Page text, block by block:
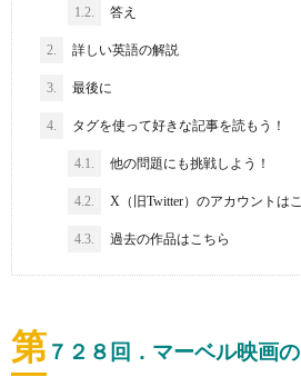
1.2. 答え
2. 詳しい英語の解説
3. 最後に
4. タグを使って好きな記事を読もう！
4.1. 他の問題にも挑戦しよう！
4.2. X（旧Twitter）のアカウントは
4.3. 過去の作品はこちら
第 ７２８ 回．マーベル映画